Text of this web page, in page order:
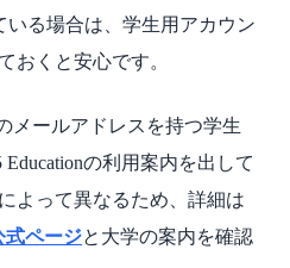
いる場合は、学生用アカウン
おくと安心です。
メールアドレスを持つ学生
の利用案内を出して
よって異なるため、詳細は
式ページと大学の案内を確認